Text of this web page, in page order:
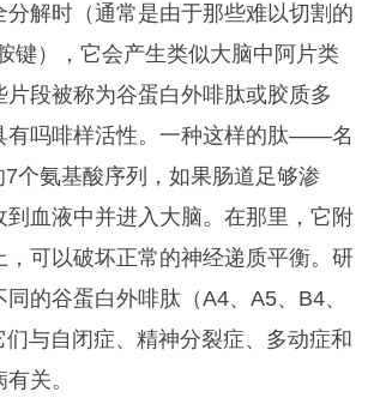
分解时（通常是由于那些难以切割的
键），它会产生类似大脑中阿片类
片段被称为谷蛋白外啡肽或胶质多
有吗啡样活性。一种这样的肽——名
个氨基酸序列，如果肠道足够渗
到血液中并进入大脑。在那里，它附
，可以破坏正常的神经递质平衡。研
的谷蛋白外啡肽（A4、A5、B4、
与自闭症、精神分裂症、多动症和
关。